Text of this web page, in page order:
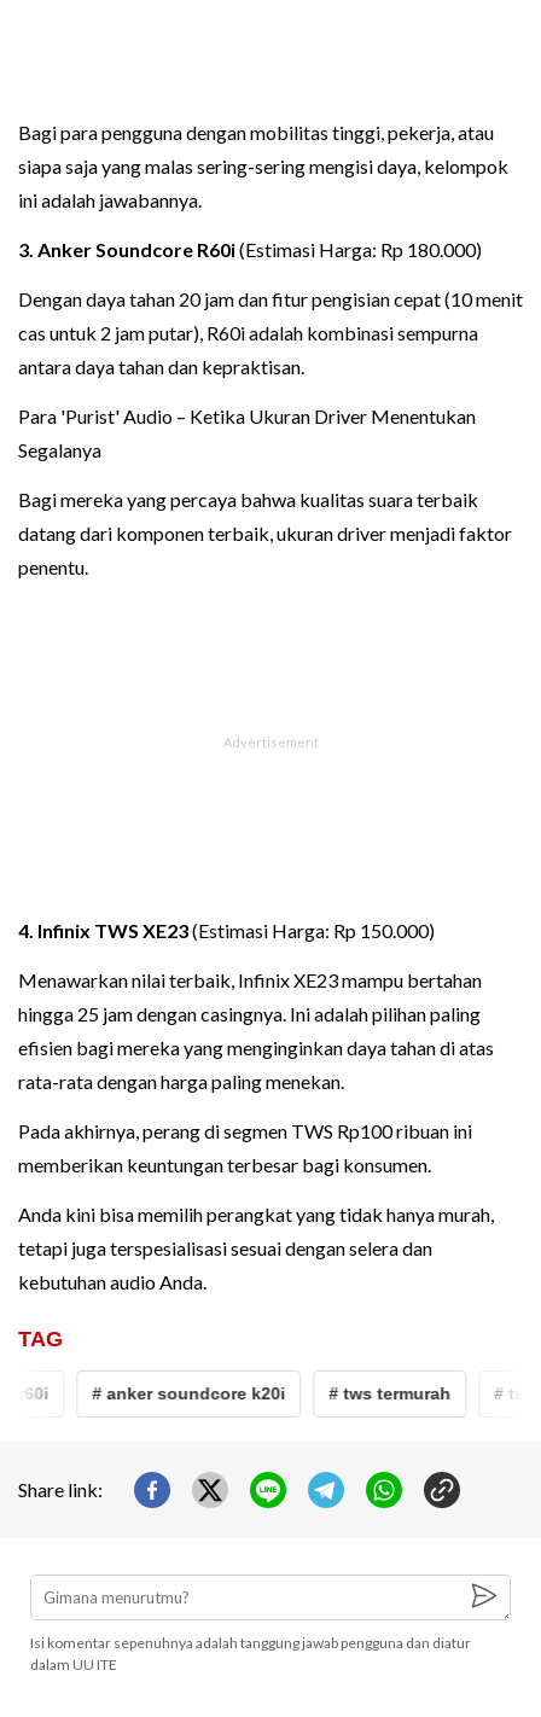
Bagi para pengguna dengan mobilitas tinggi, pekerja, atau
siapa saja yang malas sering-sering mengisi daya, kelompok
ini adalah jawabannya.
3. Anker Soundcore R60i(Estimasi Harga: Rp 180.000)
Dengan daya tahan 20 jam dan fitur pengisian cepat (10 menit
cas untuk 2 jam putar), R60i adalah kombinasi sempurna
antara daya tahan dan kepraktisan.
Para 'Purist' Audio – Ketika Ukuran Driver Menentukan
Segalanya
Bagi mereka yang percaya bahwa kualitas suara terbaik
datang dari komponen terbaik, ukuran driver menjadi faktor
penentu.
4. Infinix TWS XE23(Estimasi Harga: Rp 150.000)
Menawarkan nilai terbaik, Infinix XE23 mampu bertahan
hingga 25 jam dengan casingnya. Ini adalah pilihan paling
efisien bagi mereka yang menginginkan daya tahan di atas
rata-rata dengan harga paling menekan.
Pada akhirnya, perang di segmen TWS Rp100 ribuan ini
memberikan keuntungan terbesar bagi konsumen.
Anda kini bisa memilih perangkat yang tidak hanya murah,
tetapi juga terspesialisasi sesuai dengan selera dan
kebutuhan audio Anda.
TAG
r60i # anker soundcore k20i # tws termurah # tws
Share link:
Isi komentar sepenuhnya adalah tanggung jawab pengguna dan diatur
dalam UU ITE